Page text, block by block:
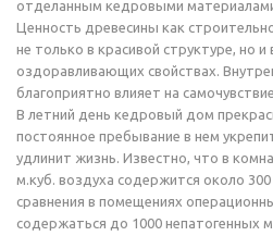
отделанным кедровыми
Ценность древесины как
не только в красивой структуре, но и
оздоравливающих свойствах.
благоприятно влияет на
В летний день кедровый дом
постоянное пребывание в нем
удлинит жизнь. Известно, что в
м.куб. воздуха содержится около
сравнения в помещениях
содержаться до 1000 непатогенных